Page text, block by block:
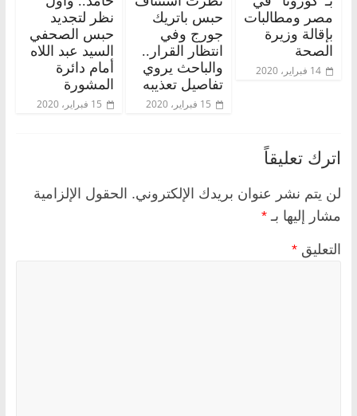
مصر ومطالبات
بإقالة وزيرة
الصحة
14 فبراير، 2020
حبس باتريك
جورج وفي
انتظار القرار..
والباحث يروي
تفاصيل تعذيبه
15 فبراير، 2020
نظر لتجديد
حبس الصحفي
السيد عبد اللاه
أمام دائرة
المشورة
15 فبراير، 2020
اترك تعليقاً
لن يتم نشر عنوان بريدك الإلكتروني. الحقول الإلزامية
مشار إليها بـ *
التعليق *